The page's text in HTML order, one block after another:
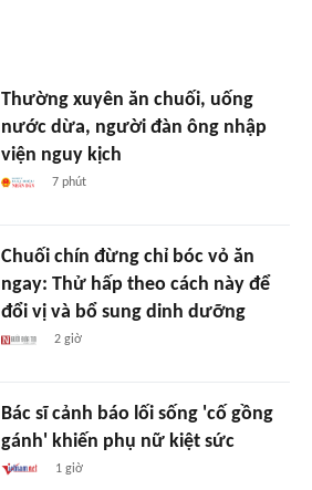
Thường xuyên ăn chuối, uống
nước dừa, người đàn ông nhập
viện nguy kịch
7 phút
Chuối chín đừng chỉ bóc vỏ ăn
ngay: Thử hấp theo cách này để
đổi vị và bổ sung dinh dưỡng
2 giờ
Bác sĩ cảnh báo lối sống 'cố gồng
gánh' khiến phụ nữ kiệt sức
1 giờ